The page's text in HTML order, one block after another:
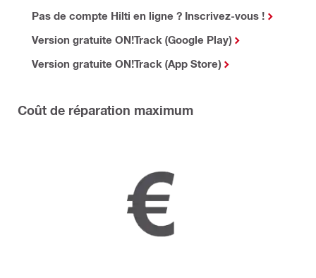
Pas de compte Hilti en ligne ? Inscrivez-vous !
Version gratuite ON!Track (Google Play)
Version gratuite ON!Track (App Store)
Coût de réparation maximum